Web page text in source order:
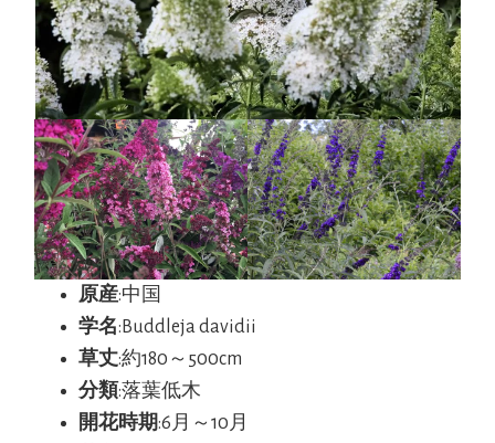
原産:中国
学名:Buddleja davidii
草丈:約180～500cm
分類:落葉低木
開花時期:6月～10月